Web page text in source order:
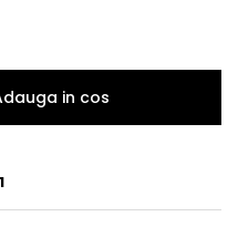
in cos